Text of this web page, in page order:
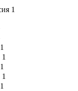
1
1
1